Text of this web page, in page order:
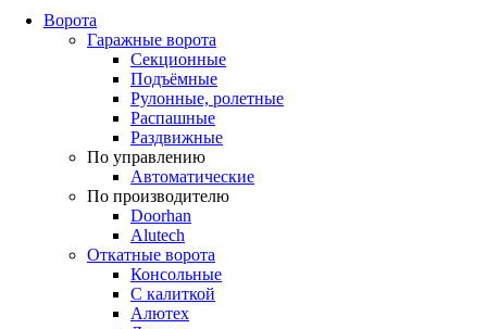
Ворота
Гаражные ворота
Секционные
Подъёмные
Рулонные, ролетные
Распашные
Раздвижные
По управлению
Автоматические
По производителю
Doorhan
Alutech
Откатные ворота
Консольные
С калиткой
Алютех